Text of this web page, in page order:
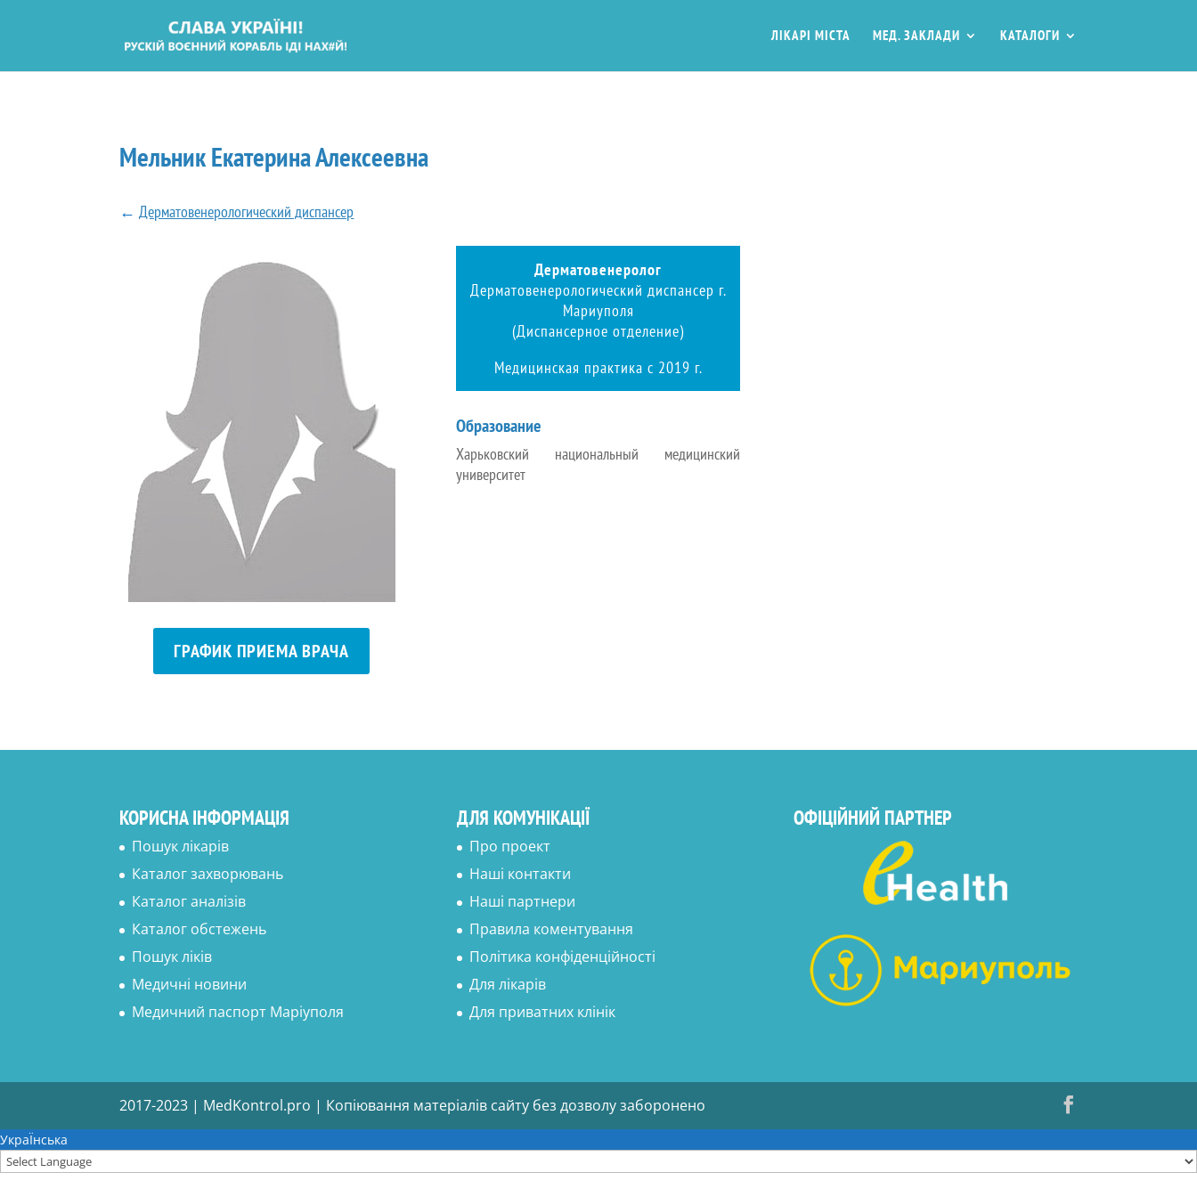
ЛІКАРІ МІСТА МЕД. ЗАКЛАДИ КАТАЛОГИ
Мельник Екатерина Алексеевна
←Дерматовенерологический диспансер
ГРАФИК ПРИЕМА ВРАЧА
Дерматовенеролог
Дерматовенерологический диспансер г.
Мариуполя
(Диспансерное отделение)
Медицинская практика с 2019 г.
Образование
Харьковский национальный медицинский
университет
КОРИСНА ІНФОРМАЦІЯ
Пошук лікарів
Каталог захворювань
Каталог аналізів
Каталог обстежень
Пошук ліків
Медичні новини
Медичний паспорт Маріуполя
ДЛЯ КОМУНІКАЦІЇ
Про проект
Наші контакти
Наші партнери
Правила коментування
Політика конфіденційності
Для лікарів
Для приватних клінік
ОФІЦІЙНИЙ ПАРТНЕР
2017-2023 | MedKontrol.pro | Копіювання матеріалів сайту без дозволу заборонено
УкраЇнська